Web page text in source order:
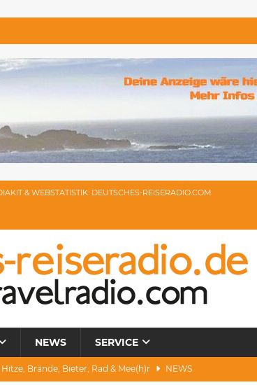
& WEBSTATISTIK: DEUTSCHES-REISERADIO.COM
NEWS SERVICE
Hitze, Brände, Bieter, Rad & Mee(h)r NEWS